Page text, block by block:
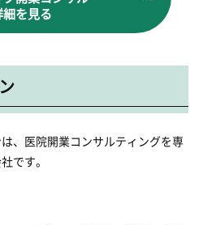
細を見る
、医院開業コンサルティングを専
です。